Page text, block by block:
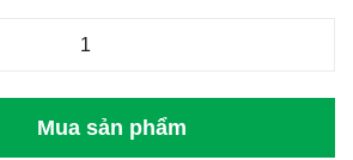
Mua sản phẩm